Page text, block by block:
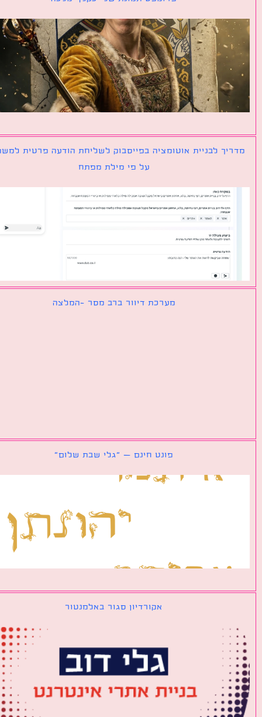
לבניית אוטומציה בפייסבוק לשליחת הודעה פרטית למשתמש
על פי מילת מפתח
מערכת דיוור ברב מסר -המלצה
פונט חינם – ״גלי שבת שלום״
אקורדיון סגור באלמנטור